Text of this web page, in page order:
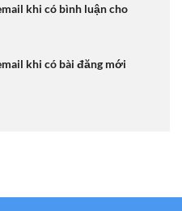
khi có bình luận cho
khi có bài đăng mới